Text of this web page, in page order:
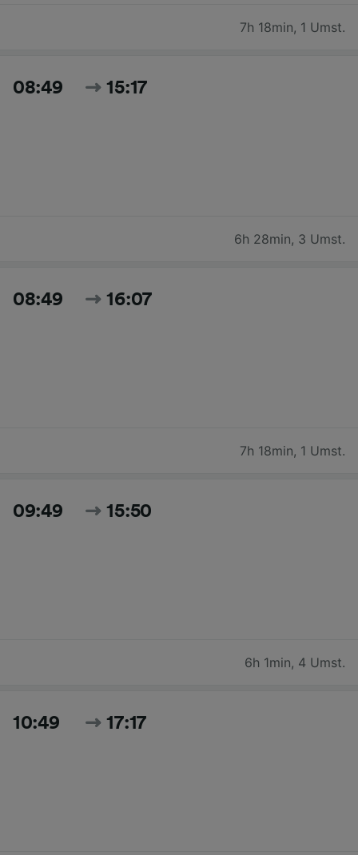
7h 18min, 1 Umst.
08:49 15:17
6h 28min, 3 Umst.
08:49 16:07
7h 18min, 1 Umst.
09:49 15:50
6h 1min, 4 Umst.
10:49 17:17